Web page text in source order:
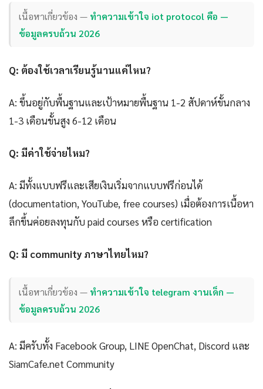
เนื้อหาเกี่ยวข้อง — ทำความเข้าใจ iot protocol คือ —
ข้อมูลครบถ้วน 2026
Q: ต้องใช้เวลาเรียนรู้นานแค่ไหน?
A: ขึ้นอยู่กับพื้นฐานและเป้าหมายพื้นฐาน 1-2 สัปดาห์ขั้นกลาง
1-3 เดือนขั้นสูง 6-12 เดือน
Q: มีค่าใช้จ่ายไหม?
A: มีทั้งแบบฟรีและเสียเงินเริ่มจากแบบฟรีก่อนได้
(documentation, YouTube, free courses) เมื่อต้องการเนื้อหา
ลึกขึ้นค่อยลงทุนกับ paid courses หรือ certification
Q: มี community ภาษาไทยไหม?
เนื้อหาเกี่ยวข้อง — ทำความเข้าใจ telegram งานเด็ก —
ข้อมูลครบถ้วน 2026
A: มีครับทั้ง Facebook Group, LINE OpenChat, Discord และ
SiamCafe.net Community